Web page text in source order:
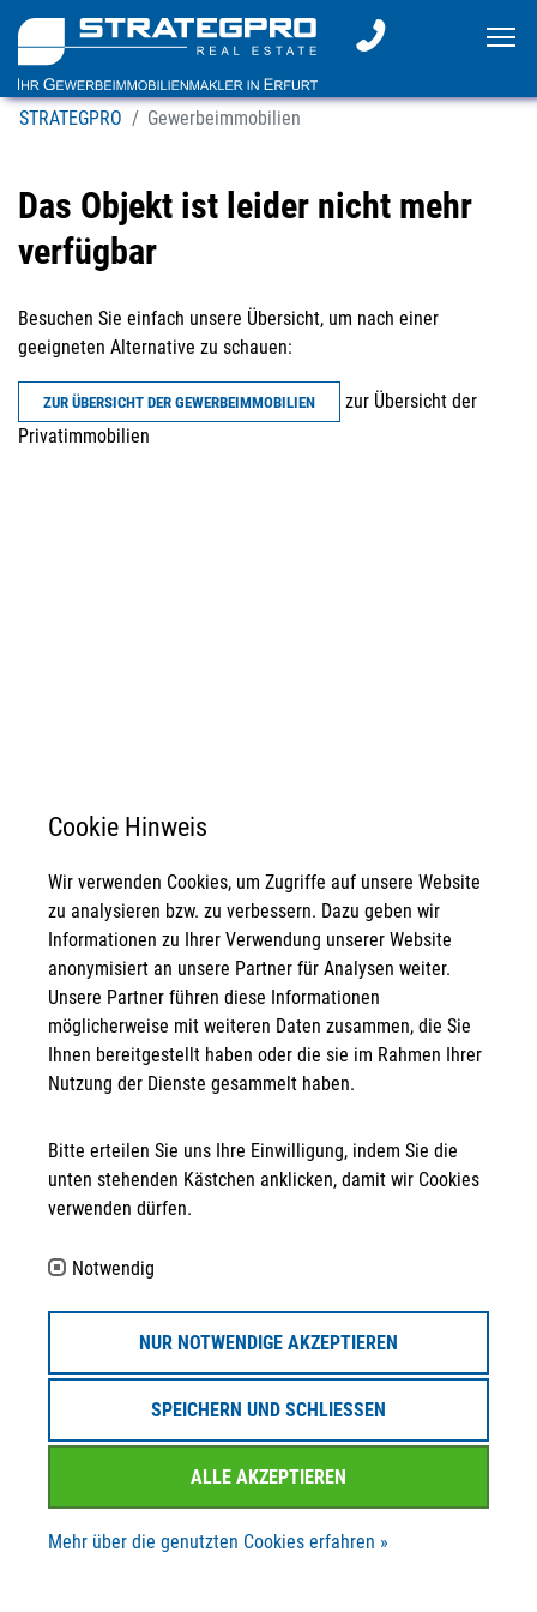
STRATEGPRO Gewerbeimmobilien
Das Objekt ist leider nicht mehr
verfügbar
Besuchen Sie einfach unsere Übersicht, um nach einer
geeigneten Alternative zu schauen:
ZUR ÜBERSICHT DER GEWERBEIMMOBILIEN
zur Übersicht der
Privatimmobilien
Anschrift
Neuwerkstraße 45/46
+49 361 30 258 - 130
Folgen Sie uns auf ...
Cookie Hinweis
Wir verwenden Cookies, um Zugriffe auf unsere Website
zu analysieren bzw. zu verbessern. Dazu geben wir
Informationen zu Ihrer Verwendung unserer Website
anonymisiert an unsere Partner für Analysen weiter.
Unsere Partner führen diese Informationen
möglicherweise mit weiteren Daten zusammen, die Sie
Ihnen bereitgestellt haben oder die sie im Rahmen Ihrer
Nutzung der Dienste gesammelt haben.
Bitte erteilen Sie uns Ihre Einwilligung, indem Sie die
unten stehenden Kästchen anklicken, damit wir Cookies
verwenden dürfen.
Notwendig
NUR NOTWENDIGE AKZEPTIEREN
SPEICHERN UND SCHLIESSEN
ALLE AKZEPTIEREN
Mehr über die genutzten Cookies erfahren »